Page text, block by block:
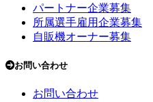
パートナー企業募集
所属選手雇用企業募集
自販機オーナー募集
お問い合わせ
お問い合わせ